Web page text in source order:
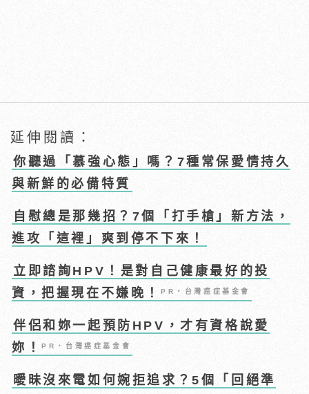
延伸閱讀：
你聽過「慕強心態」嗎？7種常保愛情持久
與新鮮的必備特質
自慰總是那幾招？7個「打手槍」新方法，
進攻「這裡」爽到停不下來！
立即諮詢HPV！是對自己健康最好的投
資，把握現在不嫌晚！PR・台灣癌症基金會
伴侶和妳一起預防HPV，才有資格說愛
妳！PR・台灣癌症基金會
曖昧沒來電如何婉拒追求？5個「回絕準